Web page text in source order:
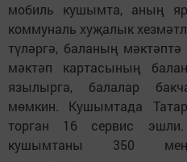
мобиль кушымта, аның
коммуналь хуҗалык
түләргә, баланың мәктәптә
мәктәп картасының
язылырга, балалар
мөмкин. Кушымтада
торган 16 сервис
кушымтаны 350